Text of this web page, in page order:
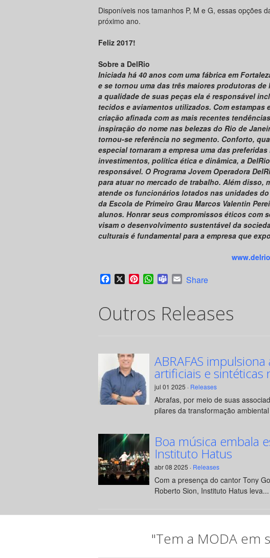
Disponíveis nos tamanhos P, M e G, essas opções
próximo ano.
Feliz 2017!
Sobre a DelRio
Iniciada há 40 anos com uma fábrica em
e se tornou uma das três maiores produtoras
a qualidade de suas peças ela é responsável
tecidos e aviamentos utilizados. Com
criação afinada com as mais recentes
inspiração do nome nas belezas do Rio de
tornou-se referência no segmento. Conforto,
especial tornaram a empresa uma das
investimentos, política ética e dinâmica, a
responsável. O Programa Jovem Operadora
para atuar no mercado de trabalho. Além disso,
atende os funcionários lotados nas unidades
da Escola de Primeiro Grau Marcos Valentin
alunos. Honrar seus compromissos éticos com
visam o desenvolvimento sustentável da
culturais é fundamental para a empresa que
Facebook
X PinterestWhatsApp
TeamsEmail
Share
Outros Releases
ABRAFAS
artificiais e sintéticas
jul 01 2025 · Releases
Abrafas, por meio de suas
pilares da transformação
Boa música embala
Instituto Hatus
abr 08 2025 · Releases
Com a presença do cantor Tony
Roberto Sion, Instituto Hatus leva...
"Tem a MODA em